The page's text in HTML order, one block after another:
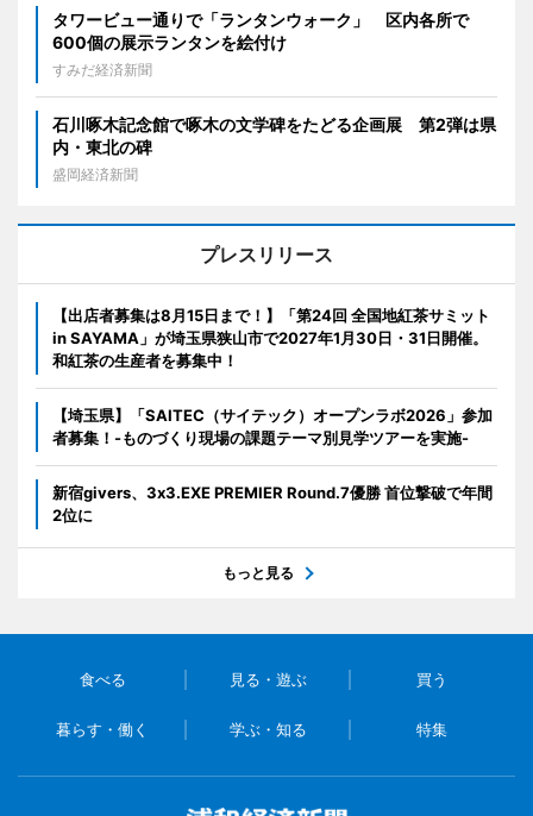
タワービュー通りで「ランタンウォーク」 区内各所で
600個の展示ランタンを絵付け
すみだ経済新聞
石川啄木記念館で啄木の文学碑をたどる企画展 第2弾は県
内・東北の碑
盛岡経済新聞
プレスリリース
【出店者募集は8月15日まで！】「第24回 全国地紅茶サミット
in SAYAMA」が埼玉県狭山市で2027年1月30日・31日開催。
和紅茶の生産者を募集中！
【埼玉県】「SAITEC（サイテック）オープンラボ2026」参加
者募集！-ものづくり現場の課題テーマ別見学ツアーを実施-
新宿givers、3x3.EXE PREMIER Round.7優勝 首位撃破で年間
2位に
もっと見る
食べる 見る・遊ぶ 買う
暮らす・働く 学ぶ・知る 特集